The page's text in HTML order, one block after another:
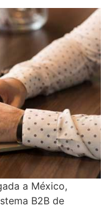
a México,
B2B de